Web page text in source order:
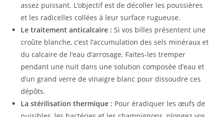
assez puissant. L’objectif est de décoller les poussières
et les radicelles collées à leur surface rugueuse.
Le traitement anticalcaire : Si vos billes présentent une
croûte blanche, c’est l’accumulation des sels minéraux et
du calcaire de l’eau d’arrosage. Faites-les tremper
pendant une nuit dans une solution composée d’eau et
d’un grand verre de vinaigre blanc pour dissoudre ces
dépôts.
La stérilisation thermique : Pour éradiquer les œufs de